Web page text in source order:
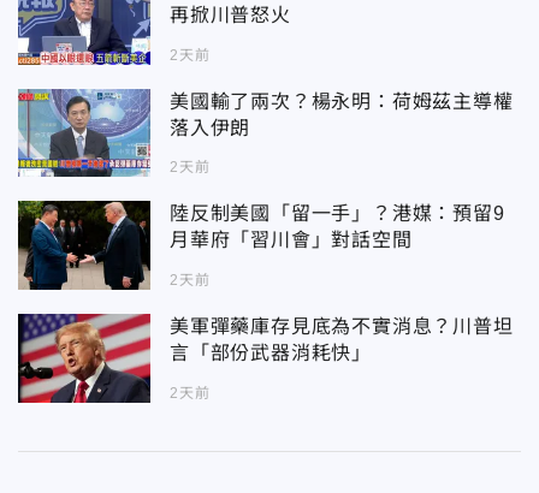
再掀川普怒火
2天前
美國輸了兩次？楊永明：荷姆茲主導權
落入伊朗
2天前
陸反制美國「留一手」？港媒：預留9
月華府「習川會」對話空間
2天前
美軍彈藥庫存見底為不實消息？川普坦
言「部份武器消耗快」
2天前